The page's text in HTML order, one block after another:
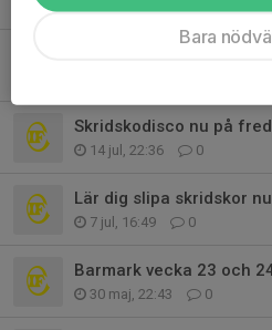
14 jul, 22:36 0
Lär dig slipa skridskor
7 jul, 16:49 0
Barmark vecka 23 och
30 maj, 22:43 0
Bara